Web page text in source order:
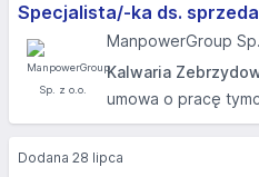
Specjalista/-ka ds.
ManpowerGroup
Kalwaria
umowa o pracę
Dodana 28 lipca